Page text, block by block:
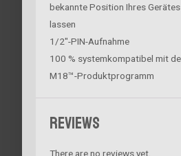
bekannte Position Ihres
lassen
1/2″-PIN-Aufnahme
100 % systemkompatibel mit
M18™-Produktprogramm
Reviews
There are no reviews yet.